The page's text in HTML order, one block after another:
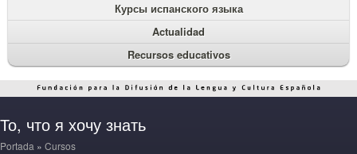
Курсы испанского языка
Actualidad
Recursos educativos
То, что я хочу знать
Portada » Cursos